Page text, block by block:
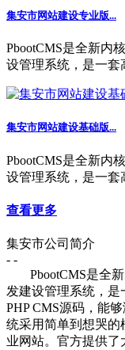
集安市网站建设专业版...
PbootCMS是全新内
设管理系统，是一套
集安市网站建设基础版...
PbootCMS是全新内
设管理系统，是一套
查看更多
集安市公司简介
- -
PbootCMS是全
发建设管理系统，
PHP CMS源码，能
统采用简单到想哭
业网站。官方提供